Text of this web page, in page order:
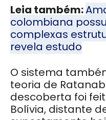
Leia também:
colombiana
complexas
revela estudo
O sistema
teoria de
descoberta foi
Bolívia, distante